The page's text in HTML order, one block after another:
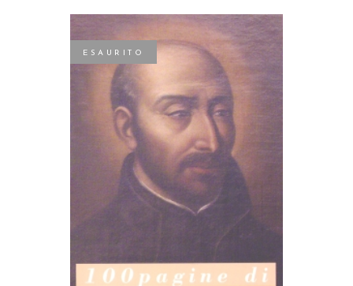
ESAURITO
LEGGI TUTTO